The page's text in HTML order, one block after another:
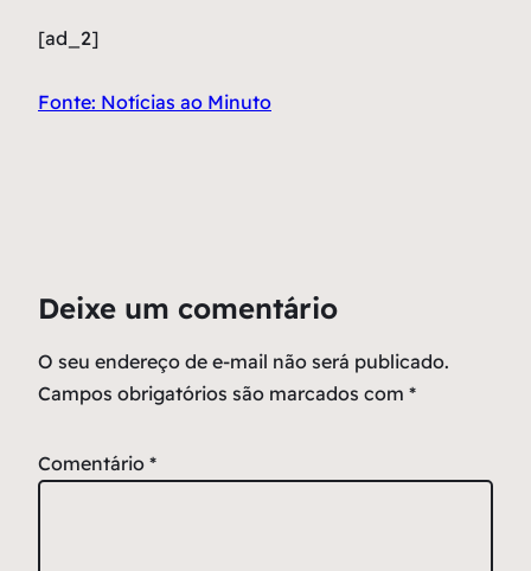
[ad_2]
Fonte: Notícias ao Minuto
Deixe um comentário
O seu endereço de e-mail não será publicado.
Campos obrigatórios são marcados com *
Comentário *